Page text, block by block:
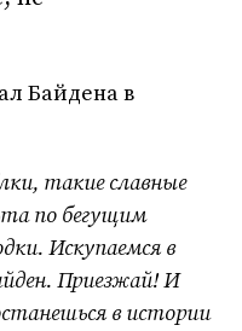
Байдена в
такие славные
по бегущим
Искупаемся в
Приезжай! И
в истории